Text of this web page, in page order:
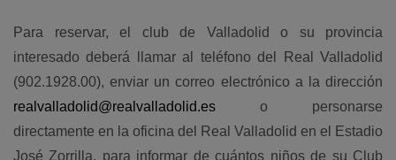
Para reservar, el club de Valladolid o su provincia
interesado deberá llamar al teléfono del Real Valladolid
(902.1928.00), enviar un correo electrónico a la dirección
realvalladolid@realvalladolid.es o personarse
directamente en la oficina del Real Valladolid en el Estadio
José Zorrilla, para informar de cuántos niños de su Club